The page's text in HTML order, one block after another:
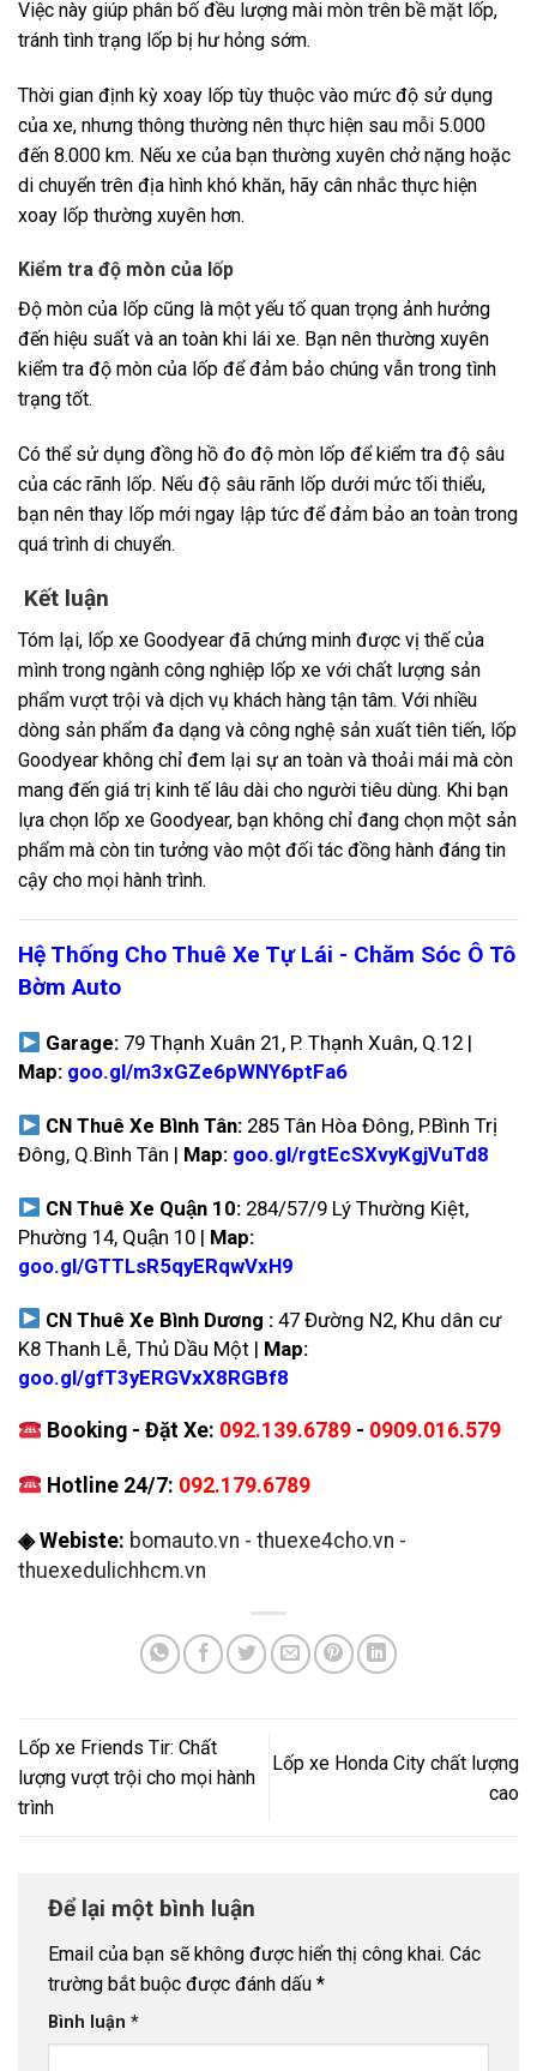
Việc này giúp phân bố đều lượng mài mòn trên bề mặt lốp,
tránh tình trạng lốp bị hư hỏng sớm.
Thời gian định kỳ xoay lốp tùy thuộc vào mức độ sử dụng
của xe, nhưng thông thường nên thực hiện sau mỗi 5.000
đến 8.000 km. Nếu xe của bạn thường xuyên chở nặng hoặc
di chuyển trên địa hình khó khăn, hãy cân nhắc thực hiện
xoay lốp thường xuyên hơn.
Kiểm tra độ mòn của lốp
Độ mòn của lốp cũng là một yếu tố quan trọng ảnh hưởng
đến hiệu suất và an toàn khi lái xe. Bạn nên thường xuyên
kiểm tra độ mòn của lốp để đảm bảo chúng vẫn trong tình
trạng tốt.
Có thể sử dụng đồng hồ đo độ mòn lốp để kiểm tra độ sâu
của các rãnh lốp. Nếu độ sâu rãnh lốp dưới mức tối thiểu,
bạn nên thay lốp mới ngay lập tức để đảm bảo an toàn trong
quá trình di chuyển.
Kết luận
Tóm lại, lốp xe Goodyear đã chứng minh được vị thế của
mình trong ngành công nghiệp lốp xe với chất lượng sản
phẩm vượt trội và dịch vụ khách hàng tận tâm. Với nhiều
dòng sản phẩm đa dạng và công nghệ sản xuất tiên tiến, lốp
Goodyear không chỉ đem lại sự an toàn và thoải mái mà còn
mang đến giá trị kinh tế lâu dài cho người tiêu dùng. Khi bạn
lựa chọn lốp xe Goodyear, bạn không chỉ đang chọn một sản
phẩm mà còn tin tưởng vào một đối tác đồng hành đáng tin
cậy cho mọi hành trình.
Hệ Thống Cho Thuê Xe Tự Lái - Chăm Sóc Ô Tô
Bờm Auto
Garage: 79 Thạnh Xuân 21, P. Thạnh Xuân, Q.12 |
Map: goo.gl/m3xGZe6pWNY6ptFa6
CN Thuê Xe Bình Tân: 285 Tân Hòa Đông, P.Bình Trị
Đông, Q.Bình Tân | Map: goo.gl/rgtEcSXvyKgjVuTd8
CN Thuê Xe Quận 10: 284/57/9 Lý Thường Kiệt,
Phường 14, Quận 10 | Map:
goo.gl/GTTLsR5qyERqwVxH9
CN Thuê Xe Bình Dương :47 Đường N2, Khu dân cư
K8 Thanh Lễ, Thủ Dầu Một | Map:
goo.gl/gfT3yERGVxX8RGBf8
Booking - Đặt Xe: 092.139.6789 - 0909.016.579
Hotline 24/7: 092.179.6789
◈ Webiste: bomauto.vn - thuexe4cho.vn -
thuexedulichhcm.vn
Lốp xe Friends Tir: Chất
lượng vượt trội cho mọi hành
trình
Lốp xe Honda City chất lượng
cao
Để lại một bình luận
Email của bạn sẽ không được hiển thị công khai. Các
trường bắt buộc được đánh dấu *
Bình luận *